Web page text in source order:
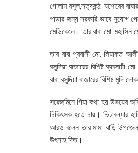
গোলাম রসুল,সত্যকন্ঠ: যশোরের
পাড়ার জন্য সরকারি ভাবে সুযোগ
মেডিকেলে। তার বাবা মো.
তার বাবা প্রবাসী মো. লিয়াকত
বসুন্দিয়া বাজারের বিশিষ্ট
বাবা বসুন্দিয়া বাজারের বিশিষ্ট
সরেজমিনে গিয়া কথা হয় উভয়ের
চিকিৎসক হতে চায়। ভিটাবল্যার
আরও বলেন তার মামা বাড়ি
উৎসাহ দিত।